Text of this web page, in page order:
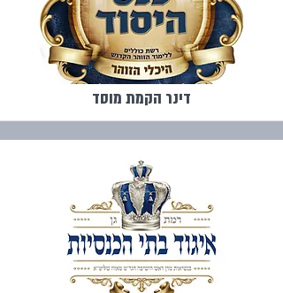
דינר הקמת מוסד